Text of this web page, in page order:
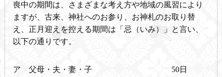
喪中の期間は、さまざまな考え方や地域の風習により
ますが、古来、神社へのお参り、お神札のお取り替
え、正月迎えを控える期間は「忌（いみ）」と言い、
以下の通りです。
ア 父母・夫・妻・子 50日